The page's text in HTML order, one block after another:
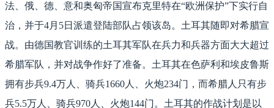
法、俄、德、意和奥匈帝国宣布克里特在“欧洲保护”下实行自
治，并于4月5日派遣登陆部队占领该岛。土耳其随即对希腊宣
战。由德国教官训练的土耳其军队在兵力和兵器方面大大超过
希腊军队，并对战争作好了准备。土耳其在色萨利和埃皮鲁斯
拥有步兵9.4万人、骑兵1660人、火炮234门，而希腊人只有步
兵5.5万人、骑兵970人、火炮144门。土耳其的作战计划是以